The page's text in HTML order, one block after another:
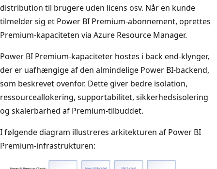
distribution til brugere uden licens osv. Når en kunde
tilmelder sig et Power BI Premium-abonnement, oprettes
Premium-kapaciteten via Azure Resource Manager.
Power BI Premium-kapaciteter hostes i back end-klynger,
der er uafhængige af den almindelige Power BI-backend,
som beskrevet ovenfor. Dette giver bedre isolation,
ressourceallokering, supportabilitet, sikkerhedsisolering
og skalerbarhed af Premium-tilbuddet.
I følgende diagram illustreres arkitekturen af Power BI
Premium-infrastrukturen: